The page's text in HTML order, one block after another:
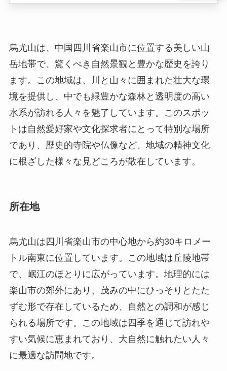
烏尤山は、中国四川省楽山市に位置する美しい山
岳地帯で、驚くべき自然景観と豊かな歴史を誇り
ます。この地域は、川と山々に囲まれた壮大な環
境を提供し、中でも緑豊かな森林と透明度の高い
水系が訪れる人々を魅了しています。このスポッ
トは自然愛好家や文化探求者にとって特別な場所
であり、歴史的寺院や仏像など、地域の精神文化
に根ざした様々な見どころが散在しています。
所在地
烏尤山は四川省楽山市の中心地から約30キロメー
トル南東に位置しています。この地域は丘陵地帯
で、岷江のほとりに広がっています。地理的には
楽山市の郊外にあり、茂みの中にひっそりとたた
ずむ形で存在しているため、自然との調和が感じ
られる場所です。この地域は四季を通じて訪れや
すい気候に恵まれており、大自然に触れたい人々
に最適な訪問地です。